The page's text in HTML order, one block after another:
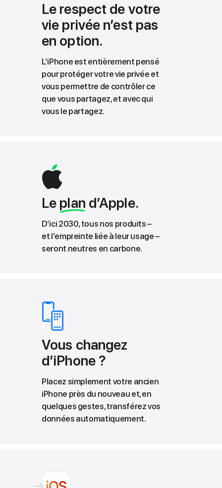
Le respect de votre
vie privée n’est pas
en option.
L’iPhone est entièrement pensé
pour protéger votre vie privée et
vous permettre de contrôler ce
que vous partagez, et avec qui
vous le partagez.
Le plan d’Apple.
D’ici 2030, tous nos produits –
et l’empreinte liée à leur usage –
seront neutres en carbone.
Vous changez
d’iPhone ?
Placez simplement votre ancien
iPhone près du nouveau et, en
quelques gestes, transférez vos
données automatiquement.